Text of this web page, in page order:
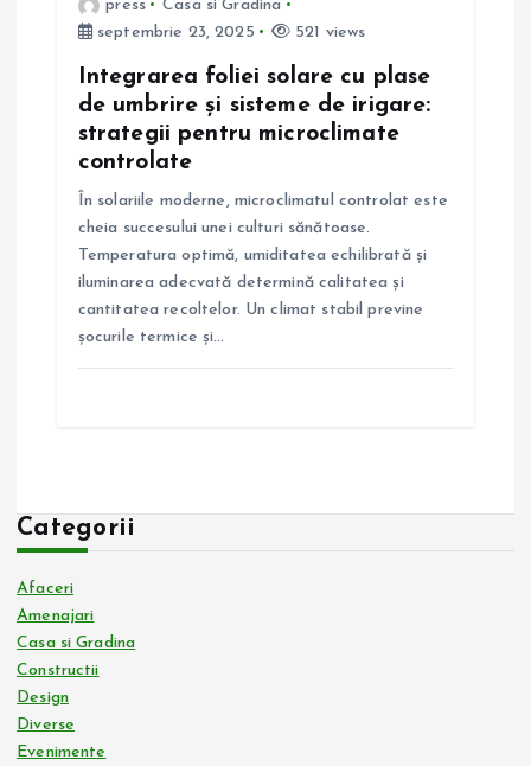
press
Casa si Gradina
septembrie 23, 2025
521 views
Integrarea foliei solare cu plase
de umbrire și sisteme de irigare:
strategii pentru microclimate
controlate
În solariile moderne, microclimatul controlat este
cheia succesului unei culturi sănătoase.
Temperatura optimă, umiditatea echilibrată și
iluminarea adecvată determină calitatea și
cantitatea recoltelor. Un climat stabil previne
șocurile termice și…
Categorii
Afaceri
Amenajari
Casa si Gradina
Constructii
Design
Diverse
Evenimente